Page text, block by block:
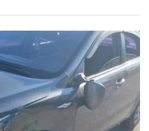
По предварительной
водитель
двигаясь по улице
на 9-летнего мальчика,
переход на